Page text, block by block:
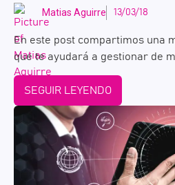
Matias Aguirre 13/03/18
En este post compartimos una
que te ayudará a gestionar de
SEGUIR LEYENDO